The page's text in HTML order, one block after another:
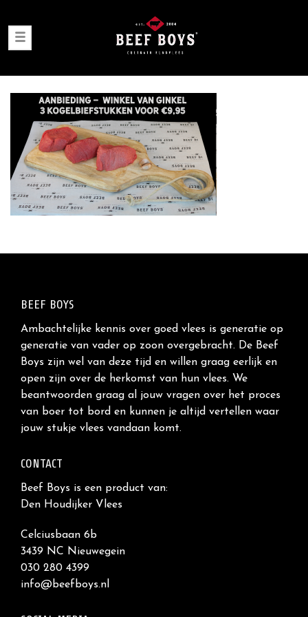
BEEF BOYS
Ambachtelijke kennis over goed vlees is generatie op
generatie van vader op zoon overgebracht. De Beef
Boys zijn wel van deze tijd en willen graag eerlijk en
open zijn over de herkomst van hun vlees. We
beantwoorden graag al jouw vragen over het proces
van boer tot bord en kunnen je altijd vertellen waar
jouw stukje vlees vandaan komt.
CONTACT
Beef Boys is een product van:
Den Houdijker Vlees
Celciusbaan 6b
3439 NC Nieuwegein
030 280 4399
info@beefboys.nl